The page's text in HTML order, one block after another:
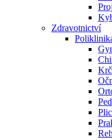
Zdravotnictví